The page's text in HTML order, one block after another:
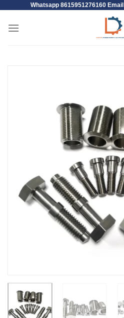
Whatsapp 8615951276160 Email